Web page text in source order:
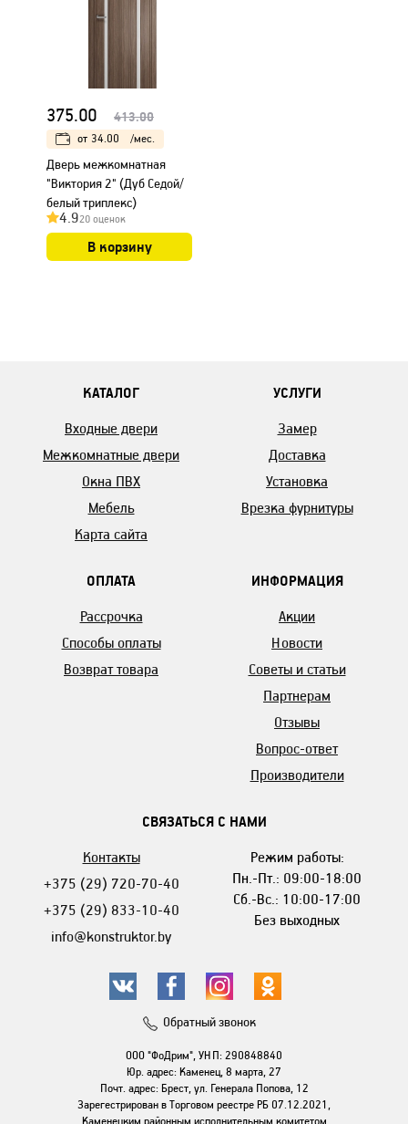
375.00 413.00
от 34.00 /мес.
Дверь межкомнатная
"Виктория 2" (Дуб Седой/
белый триплекс)
4.920 оценок
В корзину
КАТАЛОГ
Входные двери
Межкомнатные двери
Окна ПВХ
Мебель
Карта сайта
УСЛУГИ
Замер
Доставка
Установка
Врезка фурнитуры
ОПЛАТА
Рассрочка
Способы оплаты
Возврат товара
ИНФОРМАЦИЯ
Акции
Новости
Советы и статьи
Партнерам
Отзывы
Вопрос-ответ
Производители
СВЯЗАТЬСЯ С НАМИ
Контакты
+375 (29) 720-70-40
+375 (29) 833-10-40
info@konstruktor.by
Режим работы:
Пн.-Пт.: 09:00-18:00
Сб.-Вс.: 10:00-17:00
Без выходных
Обратный звонок
ООО "ФоДрим", УНП: 290848840
Юр. адрес: Каменец, 8 марта, 27
Почт. адрес: Брест, ул. Генерала Попова, 12
Зарегестрирован в Торговом реестре РБ 07.12.2021,
Каменецким районным исполнительным комитетом